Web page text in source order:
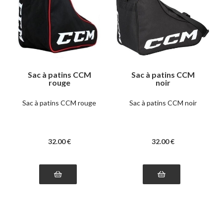
Sac à patins CCM
rouge
Sac à patins CCM rouge
32.00 €
Sac à patins CCM
noir
Sac à patins CCM noir
32.00 €